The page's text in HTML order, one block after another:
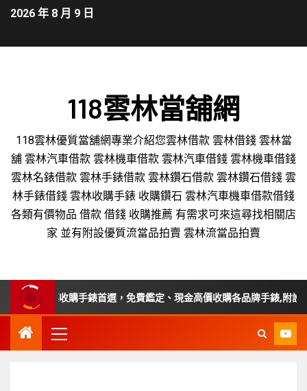
2026 年 8 月 9 日
118雲林當舖網
118雲林優質當舖網專業介紹您雲林借款 雲林借錢 雲林當
舖 雲林汽車借款 雲林機車借款 雲林汽車借錢 雲林機車借錢
雲林名錶借款 雲林手錶借款 雲林鑽石借款 雲林鑽石借錢 雲
林手錶借錢 雲林收購手錶 收購鑽石 雲林汽車機車借款借錢
各類有價物品 借款 借錢 收購推薦 有需求可來這尋找相關店
家 並有附設優質流當品拍賣 雲林流當品拍賣
、苗栗收購手錶首選，免費鑑定、現金高價收購各品牌手錶,附設平價